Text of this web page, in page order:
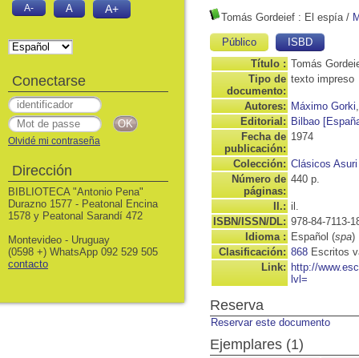
Tomás Gordeief : El espía/
Público
ISBD
Título : Tomás
Tipo de
documento:
texto impreso
Autores: Máximo Gorki
Editorial: Bilbao
Fecha de
publicación:
1974
Colección: Clásicos Asuri
Número de
páginas:
440 p.
Il.: il.
ISBN/ISSN/DL: 978-84-7113-
Idioma : Español (spa)
Clasificación: 868 Escritos
Link: http://
lvl=
Reserva
Reservar este documento
Ejemplares (1)
A- A A+
Conectarse
Olvidé mi contraseña
Dirección
BIBLIOTECA "Antonio Pena"
Durazno 1577 - Peatonal Encina
1578 y Peatonal Sarandí 472
Montevideo - Uruguay
(0598 +) WhatsApp 092 529 505
contacto